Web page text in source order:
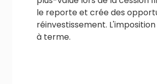
le reporte et crée des
réinvestissement.
à terme.